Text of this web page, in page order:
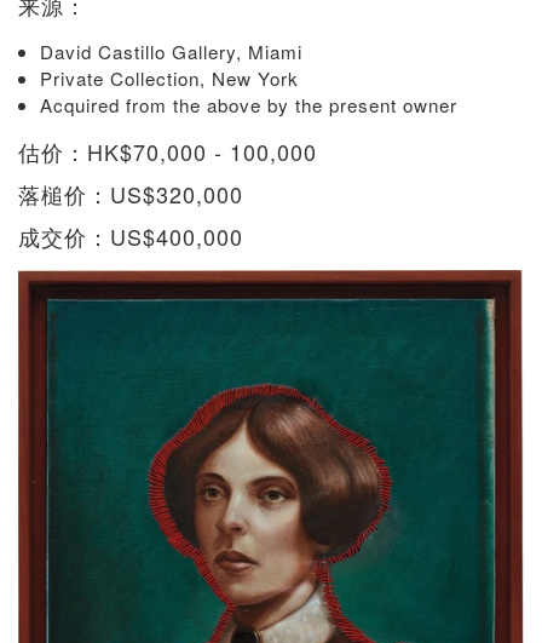
David Castillo Gallery, Miami
Private Collection, New York
Acquired from the above by the present owner
估价：HK$70,000 - 100,000
落槌价：US$320,000
成交价：US$400,000